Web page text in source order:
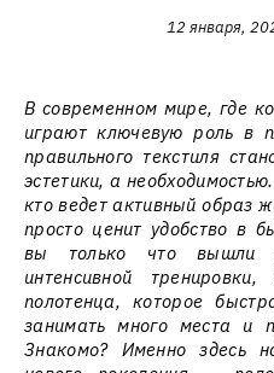
12 января,
В современном мире, где
играют ключевую роль в
правильного текстиля
эстетики, а
кто ведет активный образ
просто ценит удобство в
вы только что вышли
интенсивной
полотенца, которое
занимать много места и
Знакомо? Именно здесь